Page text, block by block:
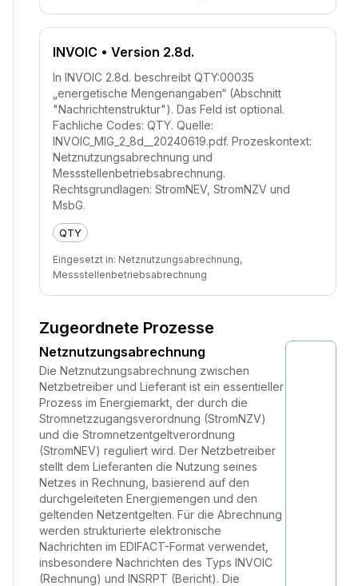
INVOIC • Version 2.8d.
In INVOIC 2.8d. beschreibt QTY:00035
„energetische Mengenangaben“ (Abschnitt
"Nachrichtenstruktur"). Das Feld ist optional.
Fachliche Codes: QTY. Quelle:
INVOIC_MIG_2_8d__20240619.pdf. Prozeskontext:
Netznutzungsabrechnung und
Messstellenbetriebsabrechnung.
Rechtsgrundlagen: StromNEV, StromNZV und
MsbG.
QTY
Eingesetzt in: Netznutzungsabrechnung,
Messstellenbetriebsabrechnung
Zugeordnete Prozesse
Netznutzungsabrechnung
Die Netznutzungsabrechnung zwischen
Netzbetreiber und Lieferant ist ein essentieller
Prozess im Energiemarkt, der durch die
Stromnetzzugangsverordnung (StromNZV)
und die Stromnetzentgeltverordnung
(StromNEV) reguliert wird. Der Netzbetreiber
stellt dem Lieferanten die Nutzung seines
Netzes in Rechnung, basierend auf den
durchgeleiteten Energiemengen und den
geltenden Netzentgelten. Für die Abrechnung
werden strukturierte elektronische
Nachrichten im EDIFACT-Format verwendet,
insbesondere Nachrichten des Typs INVOIC
(Rechnung) und INSRPT (Bericht). Die